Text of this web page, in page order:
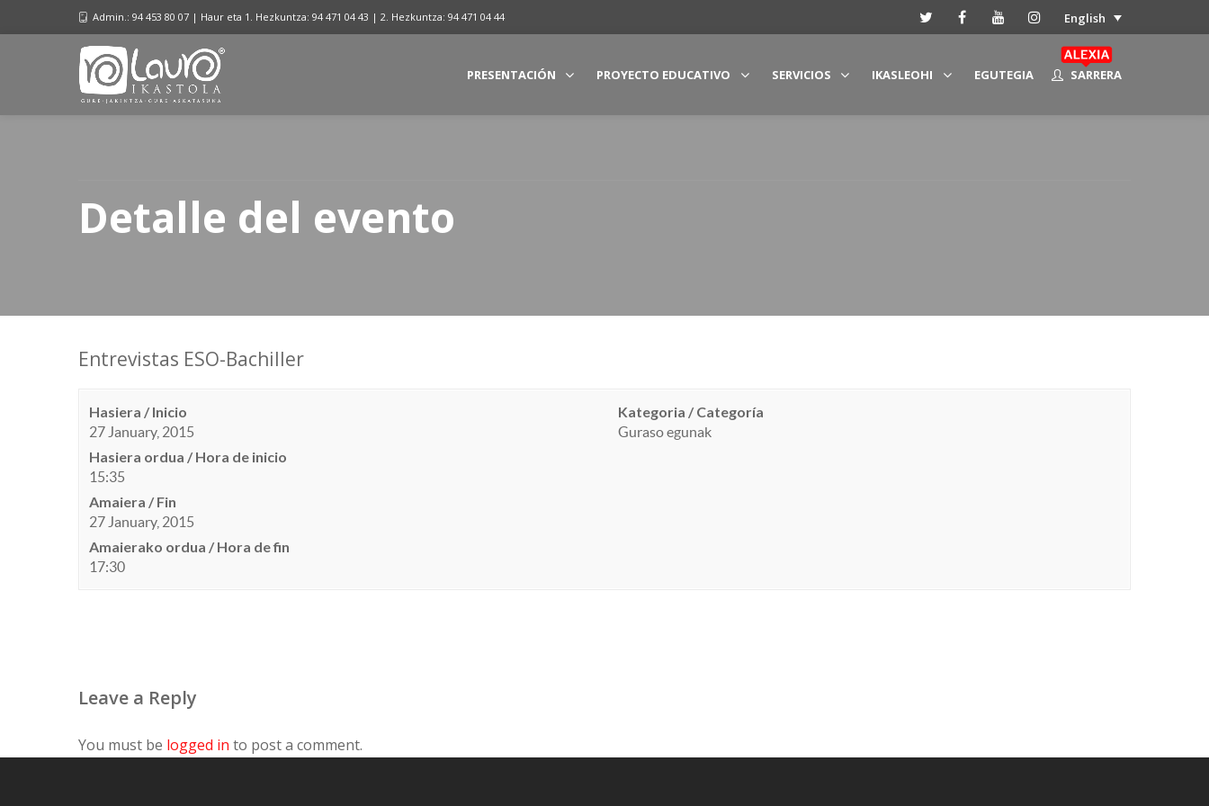
Admin.: 94 453 80 07 | Haur eta 1. Hezkuntza: 94 471 04 43 | 2. Hezkuntza: 94 471 04 44 English
PRESENTACIÓN PROYECTO EDUCATIVO SERVICIOS IKASLEOHI EGUTEGIA SARRERA
Detalle del evento
Entrevistas ESO-Bachiller
Hasiera / Inicio
27 January, 2015
Hasiera ordua / Hora de inicio
15:35
Amaiera / Fin
27 January, 2015
Amaierako ordua / Hora de fin
17:30
Kategoria / Categoría
Guraso egunak
Leave a Reply
You must be logged in to post a comment.